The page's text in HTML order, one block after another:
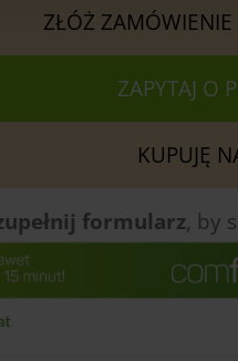
ZŁÓŻ ZAMÓWIENIE
ZAPYTAJ O
KUPUJĘ
formularz, by